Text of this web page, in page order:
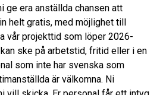
ge era anställda chansen att
helt gratis, med möjlighet till
vår projekttid som löper 2026-
ske på arbetstid, fritid eller i en
som inte har svenska som
är välkomna. Ni